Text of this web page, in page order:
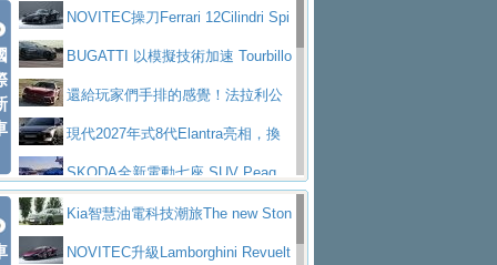
下旬問世！2024第六屆ISUZU運轉職人挑戰賽
首度前進南台灣熱烈開戰
豪華電能休旅新星 Audi Q4 Sportba
ck 55 e-tron S lineScania Taiwan 逆風而行，加深力
道投資布局
升
MATIC Electric 登場
奢華與科技大躍進，MAZDA全新3
代CX-5全方位進化提前亮相並展開預售94.9
萬起
馬自達公布 2027 年式 MX-5 更
新，新增 Yakudo 特別版
Skoda Peaq 發表全新電動動力系
統 最長續航逾 640 公里、支援雙向供電
BMW M2 首度導入 xDrive 四驅，
美國與瑞士需求成關鍵推手
The all-new T-Roc 魅力 自成焦點
Maserati GT2 Stradale「Tribute to
MC12」全球首度亮相
迎接 RANGE ROVER 品牌家族第
NOVITEC操刀Ferrari 12Cilindri Spi
der 碳纖維空力、鍛造輪圈與Inconel排氣
上身
BUGATTI 以模擬技術加速 Tourbillo
n 動態開發還給玩家們手排的感覺！法拉利公
布12Cilidri Manaule手排超跑產品細節
現代2027年式8代Elantra亮相，換
裝更銳利的造型、更先進的資訊娛樂系統及
更高效的動力
SKODA全新電動七座 SUV Peaq
問世，擁有品牌史上最寬敞且豪華的座艙
AUDI推出首款高性能油電超跑Nuvo
lari，0到100公里加速2.6秒、極速350公里
百年三叉戟傳奇再啟程 Maserati 重
Kia智慧油電科技潮旅The new Ston
ic 1-7月累計銷量創歷史新高
NOVITEC升級Lamborghini Revuelt